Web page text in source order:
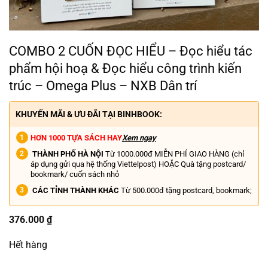
COMBO 2 CUỐN ĐỌC HIỂU – Đọc hiểu tác
phẩm hội hoạ & Đọc hiểu công trình kiến
trúc – Omega Plus – NXB Dân trí
KHUYẾN MÃI & ƯU ĐÃI TẠI BINHBOOK:
HƠN 1000 TỰA SÁCH HAYXem ngay
THÀNH PHỐ HÀ NỘI Từ 1000.000đ MIỄN PHÍ GIAO HÀNG (chỉ
áp dụng gửi qua hệ thống Viettelpost) HOẶC Quà tặng postcard/
bookmark/ cuốn sách nhỏ
CÁC TỈNH THÀNH KHÁC Từ 500.000đ tặng postcard, bookmark;
376.000 ₫
Hết hàng